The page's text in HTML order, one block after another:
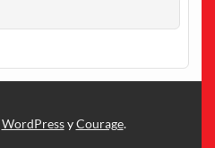
WordPressyCourage.